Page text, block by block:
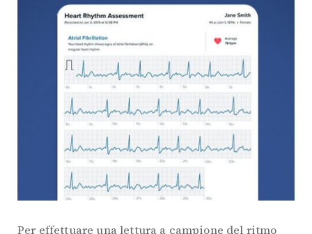
Per effettuare una lettura a campione del ritmo